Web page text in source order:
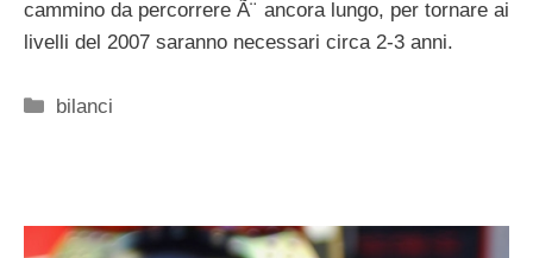
cammino da percorrere Ã¨ ancora lungo, per tornare ai
livelli del 2007 saranno necessari circa 2-3 anni.
Categorie
bilanci